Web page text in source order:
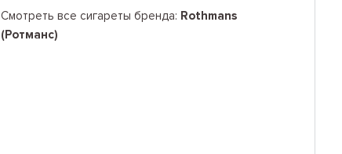
Смотреть все сигареты бренда: Rothmans
(Ротманс)